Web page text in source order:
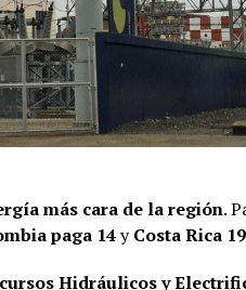
más cara de la región.
paga 14yCosta Rica 19
Hidráulicos y